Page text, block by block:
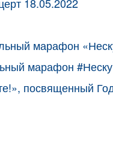
марафон
марафон
посвященный